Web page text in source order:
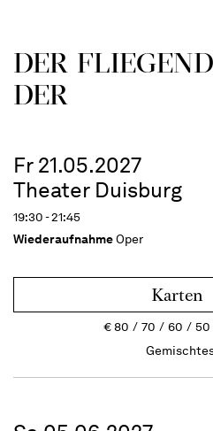
DER
DER
Fr 21.05.2027
Theater Duisburg
19:30 - 21:45
WiederaufnahmeOper
Karten
€80 70 60 50